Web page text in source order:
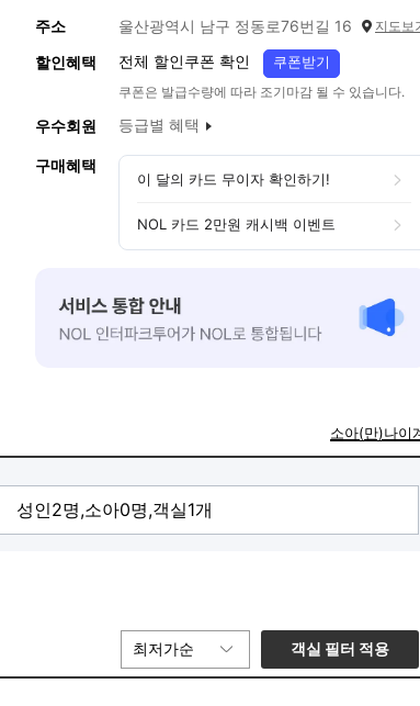
주소
울산광역시 남구 정동로76번길 16 지도보
할인혜택 전체 할인쿠폰 확인 쿠폰받기
쿠폰은 발급수량에 따라 조기마감 될 수 있습니다.
우수회원 등급별 혜택
구매혜택
이 달의 카드 무이자 확인하기!
NOL 카드 2만원 캐시백 이벤트
소아(만)나이
최저가순 객실 필터 적용